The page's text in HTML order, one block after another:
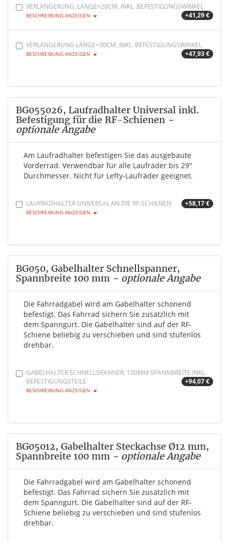
VERLÄNGERUNG, LÄNGE=20CM, INKL. BEFESTIGUNGSWINKEL
+41,29 €
BESCHREIBUNG ANZEIGEN
VERLÄNGERUNG LÄNGE=30CM, INKL. BEFESTIGUNGSWINKEL
+47,93 €
BESCHREIBUNG ANZEIGEN
BG055026, Laufradhalter Universal inkl.
Befestigung für die RF-Schienen -
optionale Angabe
Am Laufradhalter befestigen Sie das ausgebaute
Vorderrad. Verwendbar für alle Laufräder bis 29"
Durchmesser. Nicht für Lefty-Laufräder geeignet.
LAUFRADHALTER UNIVERSAL AN DIE RF-SCHIENEN +58,17 €
BESCHREIBUNG ANZEIGEN
BG050, Gabelhalter Schnellspanner,
Spannbreite 100 mm - optionale Angabe
Die Fahrradgabel wird am Gabelhalter schonend
befestigt. Das Fahrrad sichern Sie zusätzlich mit
dem Spanngurt. Die Gabelhalter sind auf der RF-
Schiene beliebig zu verschieben und sind stufenlos
drehbar.
GABELHALTER SCHNELLSPANNER, 100MM SPANNBREITE INKL.
BEFESTIGUNGSTEILE
+94,07 €
BESCHREIBUNG ANZEIGEN
BG05012, Gabelhalter Steckachse Ø12 mm,
Spannbreite 100 mm - optionale Angabe
Die Fahrradgabel wird am Gabelhalter schonend
befestigt. Das Fahrrad sichern Sie zusätzlich mit
dem Spanngurt. Die Gabelhalter sind auf der RF-
Schiene beliebig zu verschieben und sind stufenlos
drehbar.